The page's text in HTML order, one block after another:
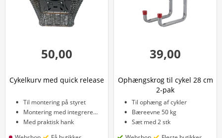
50,00
Cykelkurv med quick release
Til montering på styret
Montering med integrerede kroge
Med praktisk hank
39,00
Ophængskrog til cykel 28 cm
2-pak
Til ophæng af cykler
Bæreevne 50 kg
Sæt med 2 stk